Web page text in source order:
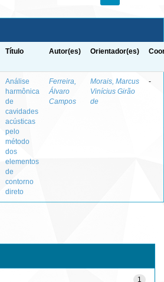
Título Autor(es) Orientador(es)
Análise
harmônica
de
cavidades
acústicas
pelo
método
dos
elementos
de
contorno
direto
Ferreira,
Álvaro
Campos
Morais, Marcus
Vinícius Girão
de
-
1